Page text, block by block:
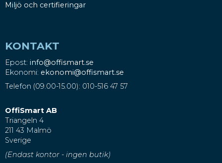
Miljö och certifieringar
KONTAKT
Epost: info@offismart.se
Ekonomi: ekonomi@offismart.se
Telefon (09.00-15.00): 010-516 47 57
OffiSmart AB
Triangeln 4
211 43 Malmö
Sverige
(Endast kontor - ingen butik)